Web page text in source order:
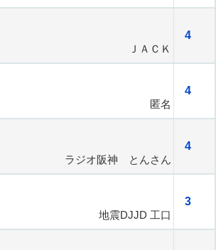
4
ＪＡＣＫ
4
匿名
4
ラジオ阪神 とんさん
3
地震DJJD 工口